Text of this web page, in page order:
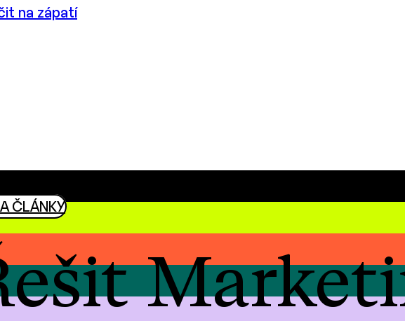
na zápatí
ČLÁNKY